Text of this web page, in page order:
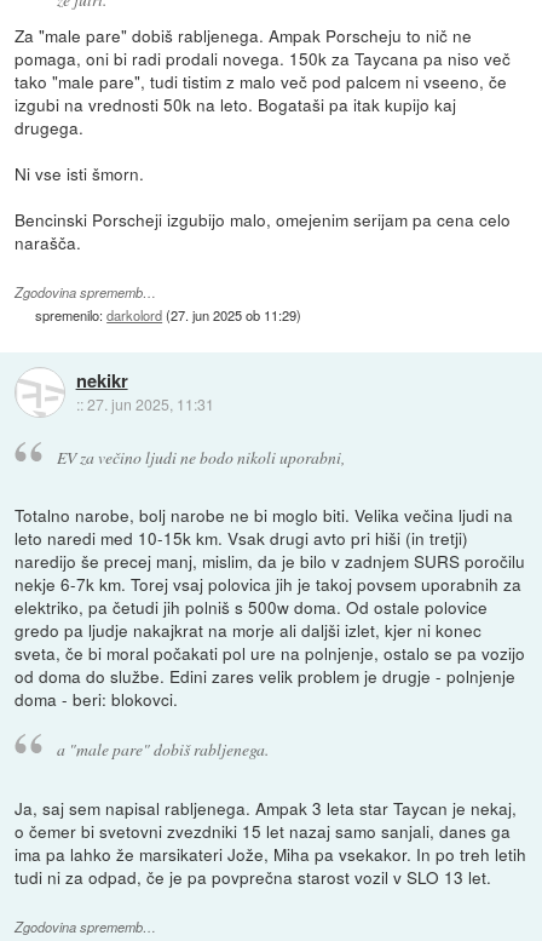
Za "male pare" dobiš rabljenega. Ampak Porscheju to nič ne
pomaga, oni bi radi prodali novega. 150k za Taycana pa niso več
tako "male pare", tudi tistim z malo več pod palcem ni vseeno, če
izgubi na vrednosti 50k na leto. Bogataši pa itak kupijo kaj
drugega.
Ni vse isti šmorn.
Bencinski Porscheji izgubijo malo, omejenim serijam pa cena celo
narašča.
Zgodovina sprememb…
spremenilo:darkolord(27. jun 2025 ob 11:29)
nekikr
::27. jun 2025, 11:31
EV za večino ljudi ne bodo nikoli uporabni,
Totalno narobe, bolj narobe ne bi moglo biti. Velika večina ljudi na
leto naredi med 10-15k km. Vsak drugi avto pri hiši (in tretji)
naredijo še precej manj, mislim, da je bilo v zadnjem SURS poročilu
nekje 6-7k km. Torej vsaj polovica jih je takoj povsem uporabnih za
elektriko, pa četudi jih polniš s 500w doma. Od ostale polovice
gredo pa ljudje nakajkrat na morje ali daljši izlet, kjer ni konec
sveta, če bi moral počakati pol ure na polnjenje, ostalo se pa vozijo
od doma do službe. Edini zares velik problem je drugje - polnjenje
doma - beri: blokovci.
a "male pare" dobiš rabljenega.
Ja, saj sem napisal rabljenega. Ampak 3 leta star Taycan je nekaj,
o čemer bi svetovni zvezdniki 15 let nazaj samo sanjali, danes ga
ima pa lahko že marsikateri Jože, Miha pa vsekakor. In po treh letih
tudi ni za odpad, če je pa povprečna starost vozil v SLO 13 let.
Zgodovina sprememb…